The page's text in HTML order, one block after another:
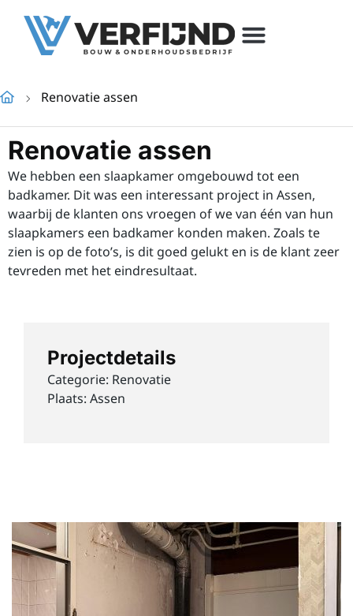
Renovatie assen
Renovatie assen
We hebben een slaapkamer omgebouwd tot een
badkamer. Dit was een interessant project in Assen,
waarbij de klanten ons vroegen of we van één van hun
slaapkamers een badkamer konden maken. Zoals te
zien is op de foto’s, is dit goed gelukt en is de klant zeer
tevreden met het eindresultaat.
Projectdetails
Categorie: Renovatie
Plaats: Assen